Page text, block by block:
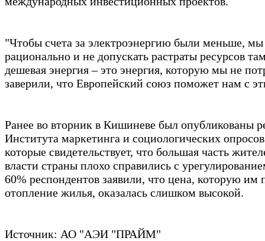
"Чтобы счета за электроэнергию были меньше,
рационально и не допускать растраты ресурсов
дешевая энергия – это энергия, которую мы не
заверили, что Европейский союз поможет нам с
Ранее во вторник в Кишиневе был опубликованы
Института маркетинга и социологических
которые свидетельствует, что большая часть
власти страны плохо справились с
60% респондентов заявили, что цена, которую им
отопление жилья, оказалась слишком высокой.
Источник: АО "АЭИ "ПРАЙМ"